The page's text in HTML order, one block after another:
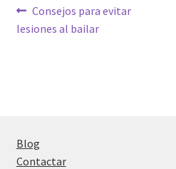
Navegación
de
Anterior:
Consejos para evitar
lesiones al bailar
Blog
Contactar